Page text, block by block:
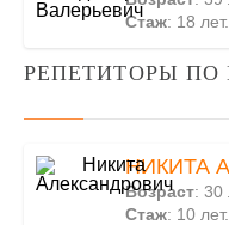
Стаж: 18 лет.
РЕПЕТИТОРЫ ПО
НИКИТА
Возраст: 30
Стаж: 10 лет.